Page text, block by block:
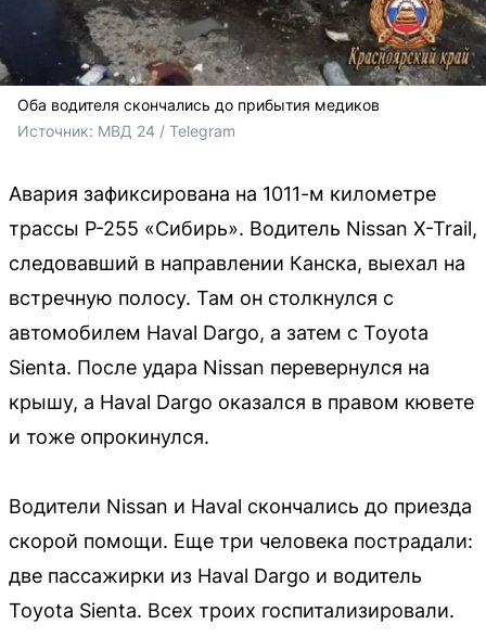
Оба водителя скончались до прибытия медиков
Источник: МВД 24 / Telegram
Авария зафиксирована на 1011-м километре
трассы Р-255 «Сибирь». Водитель Nissan X-Trail,
следовавший в направлении Канска, выехал на
встречную полосу. Там он столкнулся с
автомобилем Haval Dargo, а затем с Toyota
Sienta. После удара Nissan перевернулся на
крышу, а Haval Dargo оказался в правом кювете
и тоже опрокинулся.
Водители Nissan и Haval скончались до приезда
скорой помощи. Еще три человека пострадали:
две пассажирки из Haval Dargo и водитель
Toyota Sienta. Всех троих госпитализировали.